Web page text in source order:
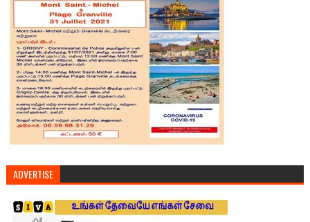
ADVERTISE